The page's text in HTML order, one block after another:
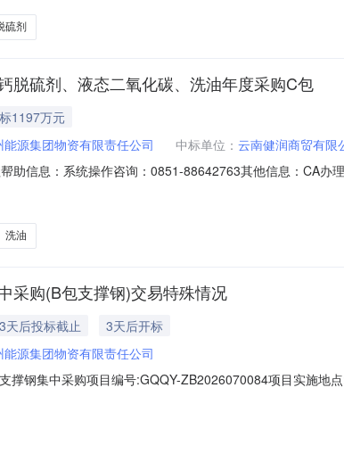
硫剂
脱硫剂、液态二氧化碳、洗油年度采购C包
1197万元
能源集团物资有限责任公司 中标单位： 云南健润商贸有限
助信息：系统操作咨询：0851-88642763其他信息：CA
实际管理的各成员企业（（分）子公司）指定地点项目概
洗油
采购(B包支撑钢)交易特殊情况
3天后投标截止
3天后开标
能源集团物资有限责任公司
撑钢集中采购项目编号:GQQY-ZB2026070084项目实施地
架合同，以订单方式分批次交货，交货时间为收到订单1